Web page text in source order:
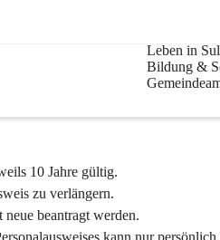
Leben in
Bildung &
10 Jahre gültig.
zu verlängern.
beantragt werden.
kann nur